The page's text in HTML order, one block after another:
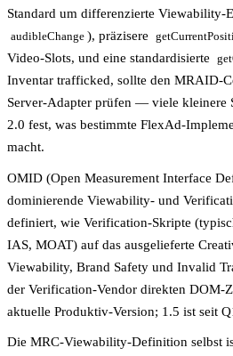
Standard um differenzierte Viewability-
audibleChange ), präzisere
Video-Slots, und eine standardisierte
Inventar trafficked, sollte den MRAID-
Server-Adapter prüfen — viele kleinere
2.0 fest, was bestimmte FlexAd-
macht.
OMID (Open Measurement Interface
dominierende Viewability- und
definiert, wie Verification-Skripte
IAS, MOAT) auf das ausgelieferte
Viewability, Brand Safety und Invalid
der Verification-Vendor direkten DOM-
aktuelle Produktiv-Version; 1.5 ist seit
Die MRC-Viewability-Definition selbst